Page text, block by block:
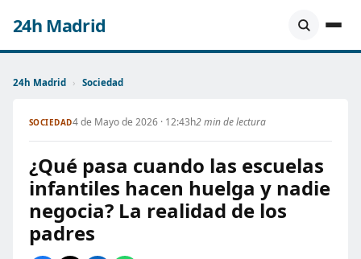
24h Madrid
24h Madrid › Sociedad
SOCIEDAD4 de Mayo de 2026 · 12:43h2 min de lectura
¿Qué pasa cuando las escuelas
infantiles hacen huelga y nadie
negocia? La realidad de los
padres